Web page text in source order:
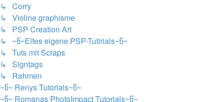
↳ Corry
↳ Violine graphisme
↳ PSP Creation Art
↳ ~წ~Elfes eigene PSP-Tutirials~წ~
↳ Tuts mit Scraps
↳ Signtags
↳ Rahmen
~წ~ Renys Tutorials~წ~
~წ~ Romanas PhotoImpact Tutorials~წ~